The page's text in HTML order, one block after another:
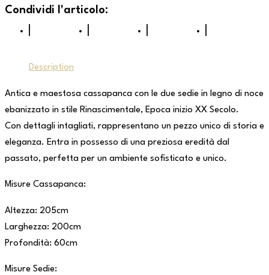
Description
Antica e maestosa cassapanca con le due sedie in legno di noce
ebanizzato in stile Rinascimentale, Epoca inizio XX Secolo.
Con dettagli intagliati, rappresentano un pezzo unico di storia e
eleganza. Entra in possesso di una preziosa eredità dal
passato, perfetta per un ambiente sofisticato e unico.
Misure Cassapanca:
Altezza: 205cm
Larghezza: 200cm
Profondità: 60cm
Misure Sedie: